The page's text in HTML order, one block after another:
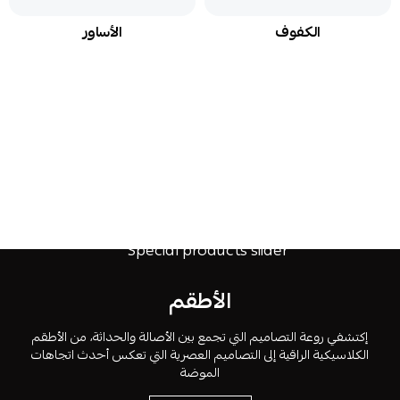
الأساور الكفوف
الأطقم
إكتشفي روعة التصاميم التي تجمع بين الأصالة والحداثة، من الأطقم
الكلاسيكية الراقية إلى التصاميم العصرية التي تعكس أحدث اتجاهات
الموضة